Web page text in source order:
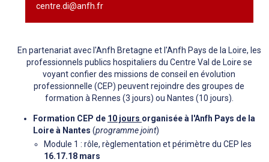
centre.di@anfh.fr
En partenariat avec l'Anfh Bretagne et l'Anfh Pays de la Loire, les
professionnels publics hospitaliers du Centre Val de Loire se
voyant confier des missions de conseil en évolution
professionnelle (CEP) peuvent rejoindre des groupes de
formation à Rennes (3 jours) ou Nantes (10 jours).
Formation CEP de 10 jours organisée à l'Anfh Pays de la
Loire à Nantes (programme joint)
Module 1 : rôle, règlementation et périmètre du CEP les
16.17.18 mars